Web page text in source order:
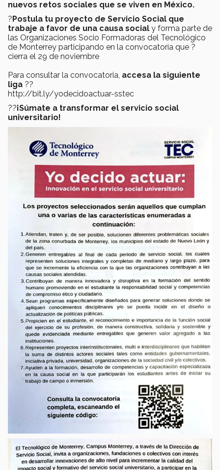
nuevos retos sociales que se viven en México.
?Postula tu proyecto de Servicio Social que
trabaje a favor de una causa social y forma parte de
las Organizaciones Socio Formadoras del Tecnológico
de Monterrey participando en la convocatoria que ?
cierra el 29 de noviembre
Para consultar la convocatoria, accesa la siguiente
liga ??
http://bit.ly/yodecidoactuar-sstec
??¡Súmate a transformar el servicio social
universitario!